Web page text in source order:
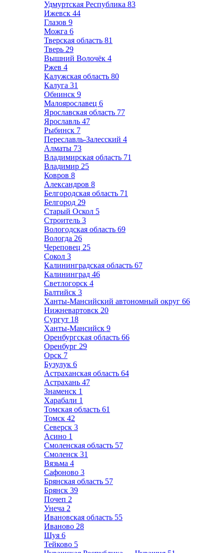
Удмуртская Республика 83
Ижевск 44
Глазов 9
Можга 6
Тверская область 81
Тверь 29
Вышний Волочёк 4
Ржев 4
Калужская область 80
Калуга 31
Обнинск 9
Малоярославец 6
Ярославская область 77
Ярославль 47
Рыбинск 7
Переславль-Залесский 4
Алматы 73
Владимирская область 71
Владимир 25
Ковров 8
Александров 8
Белгородская область 71
Белгород 29
Старый Оскол 5
Строитель 3
Вологодская область 69
Вологда 26
Череповец 25
Сокол 3
Калининградская область 67
Калининград 46
Светлогорск 4
Балтийск 3
Ханты-Мансийский автономный округ 66
Нижневартовск 20
Сургут 18
Ханты-Мансийск 9
Оренбургская область 66
Оренбург 29
Орск 7
Бузулук 6
Астраханская область 64
Астрахань 47
Знаменск 1
Харабали 1
Томская область 61
Томск 42
Северск 3
Асино 1
Смоленская область 57
Смоленск 31
Вязьма 4
Сафоново 3
Брянская область 57
Брянск 39
Почеп 2
Унеча 2
Ивановская область 55
Иваново 28
Шуя 6
Тейково 5